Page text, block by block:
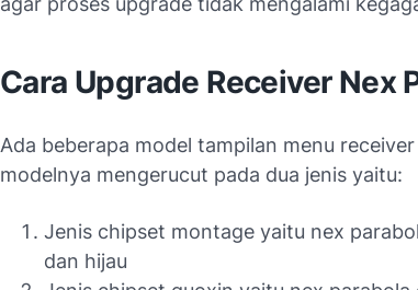
Cara Upgrade Receiver Nex
Ada beberapa model tampilan menu
modelnya mengerucut pada dua jenis yaitu:
Jenis chipset montage yaitu nex
dan hijau